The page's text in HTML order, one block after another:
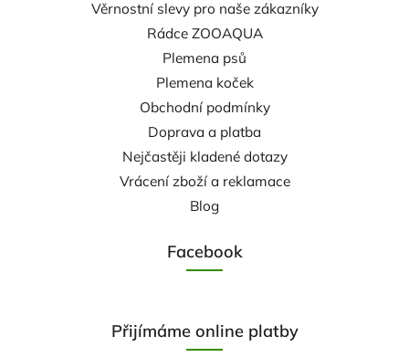
Věrnostní slevy pro naše zákazníky
Rádce ZOOAQUA
Plemena psů
Plemena koček
Obchodní podmínky
Doprava a platba
Nejčastěji kladené dotazy
Vrácení zboží a reklamace
Blog
Facebook
Přijímáme online platby